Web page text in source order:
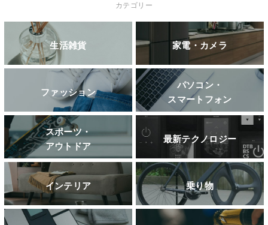
カテゴリー
生活雑貨 家電・カメラ
ファッション
パソコン・
スマートフォン
スポーツ・
アウトドア
最新テクノロジー
インテリア 乗り物